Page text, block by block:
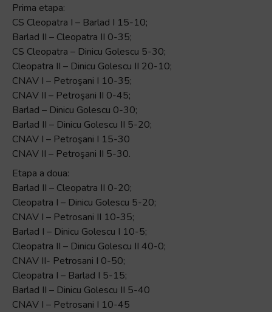
Prima etapa:
CS Cleopatra I – Barlad I 15-10;
Barlad II – Cleopatra II 0-35;
CS Cleopatra – Dinicu Golescu 5-30;
Cleopatra II – Dinicu Golescu II 20-10;
CNAV I – Petroşani I 10-35;
CNAV II – Petroşani II 0-45;
Barlad – Dinicu Golescu 0-30;
Barlad II – Dinicu Golescu II 5-20;
CNAV I – Petroşani I 15-30
CNAV II – Petroşani II 5-30.
Etapa a doua:
Barlad II – Cleopatra II 0-20;
Cleopatra I – Dinicu Golescu 5-20;
CNAV I – Petrosani II 10-35;
Barlad I – Dinicu Golescu I 10-5;
Cleopatra II – Dinicu Golescu II 40-0;
CNAV II- Petrosani I 0-50;
Cleopatra I – Barlad I 5-15;
Barlad II – Dinicu Golescu II 5-40
CNAV I – Petrosani I 10-45